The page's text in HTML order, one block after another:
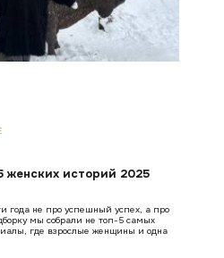
историй 2025
года не про успешный успех, а про
мы собрали не топ-5 самых
где взрослые женщины и одна